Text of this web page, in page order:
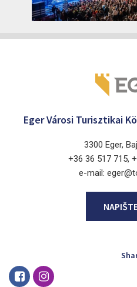
2026. červen 19. - 2026. srpen
Márai Központ, Eger 3300,
Eger Városi Turisztikai
3300 Eger,
+36 36 517 715,
e-mail: